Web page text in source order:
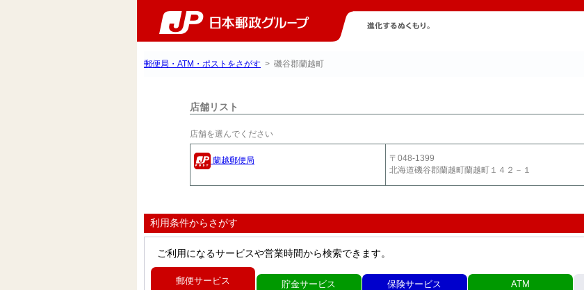
郵便局・ATM・ポストをさがす > 磯谷郡蘭越町
店舗リスト
店舗を選んでください
蘭越郵便局
〒048-1399
北海道磯谷郡蘭越町蘭越町１４２－１
利用条件からさがす
ご利用になるサービスや営業時間から検索できます。
郵便サービス 貯金サービス 保険サービス ATM